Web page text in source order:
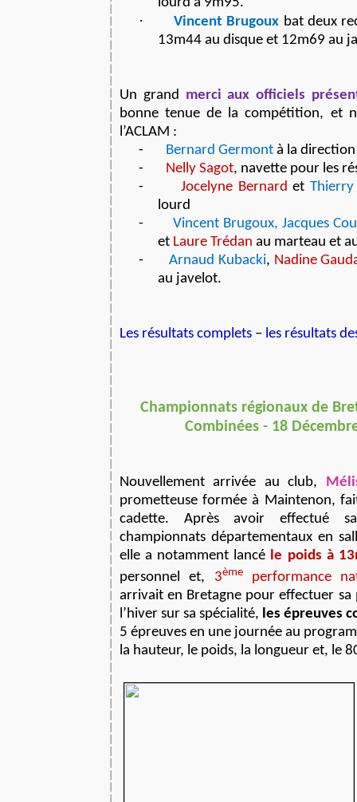
· Vincent Brugoux bat deux
13m44 au disque et 12m69 au
Un grand merci aux officiels
bonne tenue de la compétition, et
l’ACLAM :
-
Bernard Germont à la
-
Nelly Sagot, navette pour les
-
Jocelyne Bernardet
lourd
-
Vincent Brugoux, Jacques
et Laure Trédan au marteau et
-
Arnaud Kubacki, Nadine
au javelot.
Les résultats complets – les résultats
Championnats régionaux de
Combinées - 18
Nouvellement arrivée au club,
prometteuse formée à Maintenon,
cadette. Après avoir effectué
championnats départementaux en
elle a notamment lancé le poids à
personnel et, 3èmeperformance
arrivait en Bretagne pour effectuer sa
l’hiver sur sa spécialité, les épreuves
5 épreuves en une journée au
la hauteur, le poids, la longueur et, le